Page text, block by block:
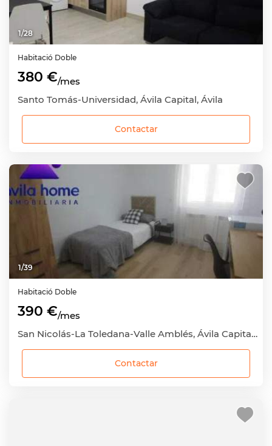
1/28
Habitació Doble
380 €/mes
Santo Tomás-Universidad, Ávila Capital, Ávila
Contactar
1/39
Habitació Doble
390 €/mes
San Nicolás-La Toledana-Valle Amblés, Ávila Capital, Ávila
Contactar